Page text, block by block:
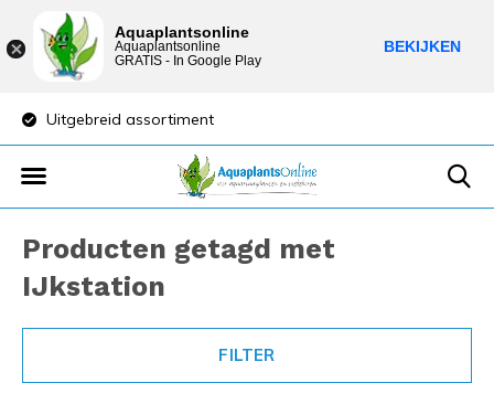
Uitgebreid assortiment
Producten getagd met
IJkstation
FILTER
Aquaplantsonline
Aquaplantsonline
GRATIS - In Google Play
BEKIJKEN